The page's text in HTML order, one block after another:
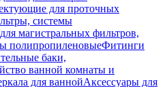
для проточных
системы
магистральных фильтров,
полипропиленовыеФитинги
баки,
ванной комнаты и
для ваннойАксессуары для